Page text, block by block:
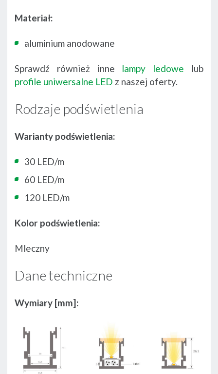
Materiał:
aluminium anodowane
Sprawdź również inne lampy ledowe lub
profile uniwersalne LED z naszej oferty.
Rodzaje podświetlenia
Warianty podświetlenia:
30 LED/m
60 LED/m
120 LED/m
Kolor podświetlenia:
Mleczny
Dane techniczne
Wymiary [mm]: